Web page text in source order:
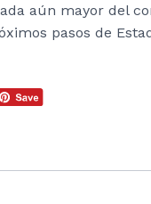
aún mayor del
pasos de